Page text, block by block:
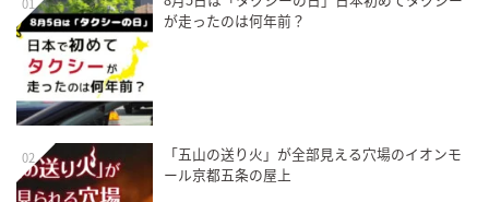
が走ったのは何年前？
02
「五山の送り火」が全部見える穴場のイオンモ
ール京都五条の屋上